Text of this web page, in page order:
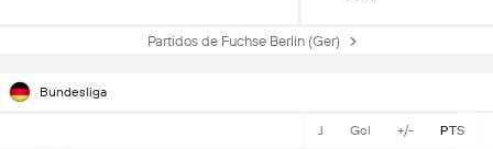
Partidos de Fuchse Berlin (Ger)
Bundesliga
J Gol +/- PTS